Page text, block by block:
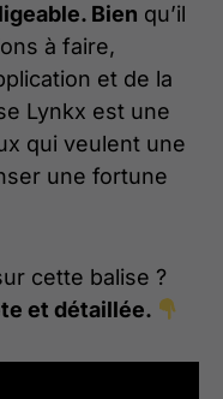
Bien qu’il
à faire,
et de la
Lynkx est une
qui veulent une
une fortune
cette balise ?
et détaillée.